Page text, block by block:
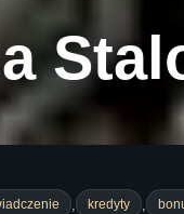
, kredyty ,